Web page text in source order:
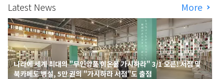
Latest News More
나라에 세계 최대의 "무인양품 이온몰 가시하라" 3/1 오픈! 서점 및
북카페도 병설, 5만 권의 "가시하라 서점"도 출점